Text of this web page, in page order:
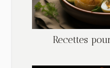
Recettes